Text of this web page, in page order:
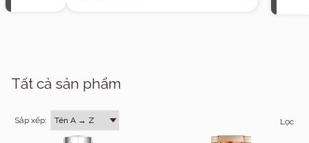
Tất cả sản phẩm
Sắp xếp: Lọc